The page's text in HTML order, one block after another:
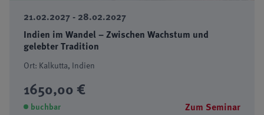
21.02.2027 - 28.02.2027
Indien im Wandel – Zwischen Wachstum und
gelebter Tradition
Ort: Kalkutta, Indien
1650,00 €
buchbar Zum Seminar